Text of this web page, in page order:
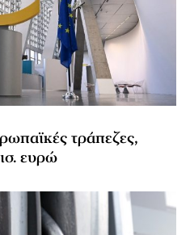
τράπεζες,
ευρώ